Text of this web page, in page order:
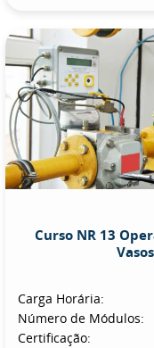
Curso NR 13
Carga Horária:
Número de Módulos:
Certificação: